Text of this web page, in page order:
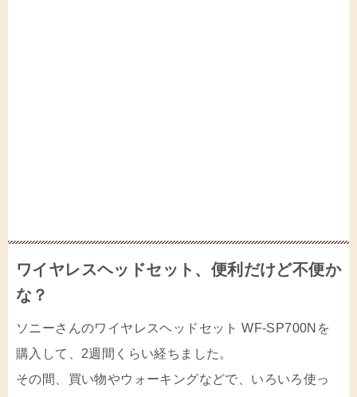
ワイヤレスヘッドセット、便利だけど不便か
な？
ソニーさんのワイヤレスヘッドセット WF-SP700Nを
購入して、2週間くらい経ちました。
その間、買い物やウォーキングなどで、いろいろ使っ